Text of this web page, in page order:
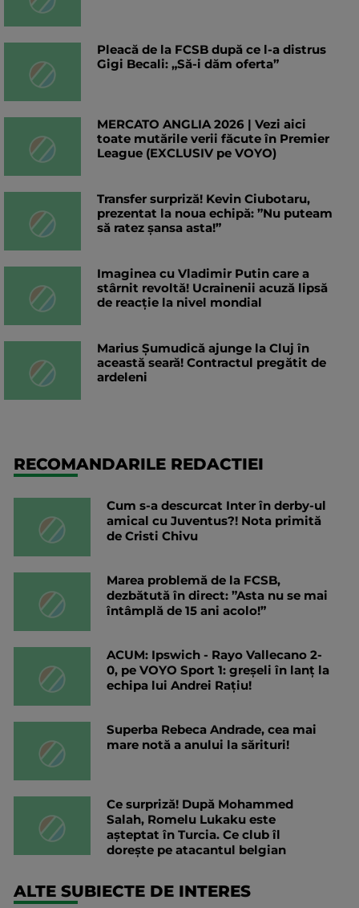
Pleacă de la FCSB după ce l-a distrus
Gigi Becali: „Să-i dăm oferta”
MERCATO ANGLIA 2026 | Vezi aici
toate mutările verii făcute în Premier
League (EXCLUSIV pe VOYO)
Transfer surpriză! Kevin Ciubotaru,
prezentat la noua echipă: ”Nu puteam
să ratez șansa asta!”
Imaginea cu Vladimir Putin care a
stârnit revoltă! Ucrainenii acuză lipsă
de reacție la nivel mondial
Marius Șumudică ajunge la Cluj în
această seară! Contractul pregătit de
ardeleni
RECOMANDARILE REDACTIEI
Cum s-a descurcat Inter în derby-ul
amical cu Juventus?! Nota primită
de Cristi Chivu
Marea problemă de la FCSB,
dezbătută în direct: ”Asta nu se mai
întâmplă de 15 ani acolo!”
ACUM: Ipswich - Rayo Vallecano 2-
0, pe VOYO Sport 1: greșeli în lanț la
echipa lui Andrei Rațiu!
Superba Rebeca Andrade, cea mai
mare notă a anului la sărituri!
Ce surpriză! După Mohammed
Salah, Romelu Lukaku este
așteptat în Turcia. Ce club îl
dorește pe atacantul belgian
ALTE SUBIECTE DE INTERES